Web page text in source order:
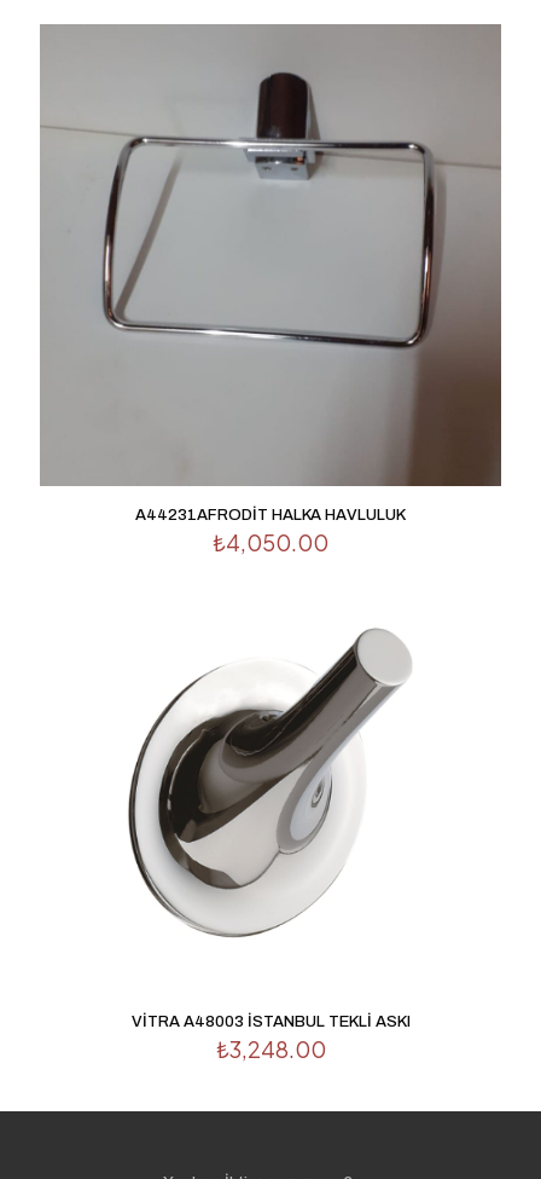
Daha sonraki yorumlarımda kullanılması için adım, e-
posta adresim ve site adresim bu tarayıcıya kaydedilsin.
A44231AFRODİT HALKA HAVLULUK
₺4,050.00
VİTRA A48003 İSTANBUL TEKLİ ASKI
₺3,248.00